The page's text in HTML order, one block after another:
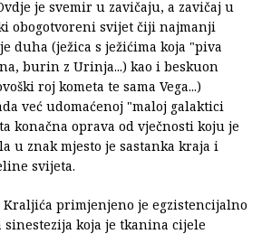
je svemir u zavičaju, a zavičaj u
obogotvoreni svijet čiji najmanji
duha (ježica s ježićima koja "piva
burin z Urinja...) kao i beskuon
roj kometa te sama Vega...)
već udomaćenoj "maloj galaktici
konačna oprava od vječnosti koju je
u znak mjesto je sastanka kraja i
svijeta.
Kraljića primjenjeno je egzistencijalno
sinestezija koja je tkanina cijele